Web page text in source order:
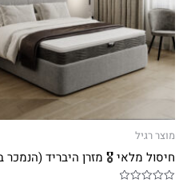
מוצר רגיל
חיסול מלאי 🎖️ מזרן היבריד (הנמכר